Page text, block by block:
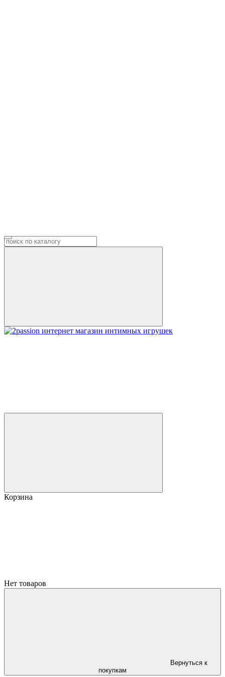
Корзина
Нет товаров
Вернуться к
покупкам